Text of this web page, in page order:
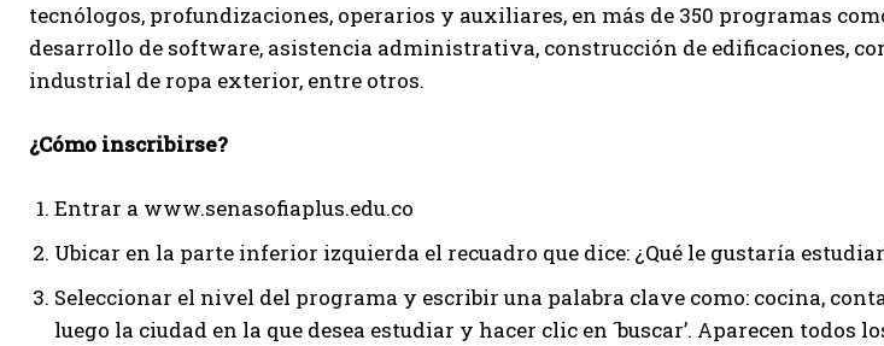
tecnólogos, profundizaciones, operarios y auxiliares, en más de 350 programas
desarrollo de software, asistencia administrativa, construcción de edificaciones,
industrial de ropa exterior, entre otros.
¿Cómo inscribirse?
Entrar a www.senasofiaplus.edu.co
Ubicar en la parte inferior izquierda el recuadro que dice: ¿Qué le gustaría
Seleccionar el nivel del programa y escribir una palabra clave como: cocina,
luego la ciudad en la que desea estudiar y hacer clic en ´buscar’. Aparecen todos